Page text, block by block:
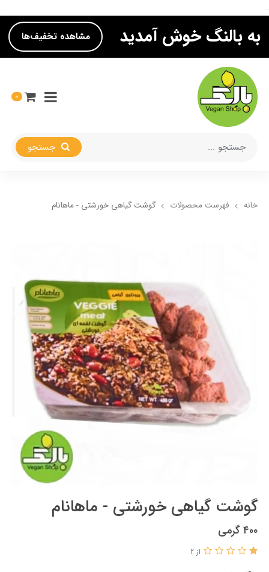
.
به بالنگ خوش آمدید مشاهده تخفیف‌ها
0
خانه فهرست محصولات گوشت گیاهی خورشتی - ماهانام
گوشت گیاهی خورشتی - ماهانام
۴۰۰ گرمی
از 2